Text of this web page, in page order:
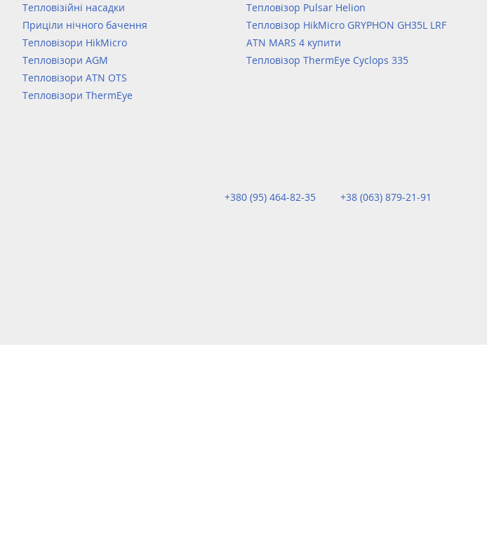
Тепловізійні насадки
Приціли нічного бачення
Тепловізори HikMicro
Тепловізори AGM
Тепловізори ATN OTS
Тепловізори ThermEye
Тепловізор Pulsar Helion
Тепловізор HikMicro GRYPHON GH35L LRF
ATN MARS 4 купити
Тепловізор ThermEye Cyclops 335
+380 (95) 464-82-35 +38 (063) 879-21-91